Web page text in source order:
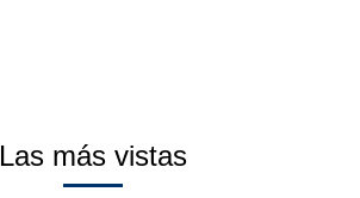
Las más vistas